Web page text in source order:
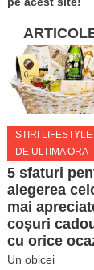
STIRI LIFESTYLE
DE ULTIMA ORA
5 sfaturi
alegerea
mai
coșuri
cu orice
Un obicei